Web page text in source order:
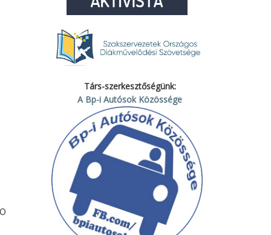
Társ-szerkesztőségünk:
A Bp-i Autósok Közössége